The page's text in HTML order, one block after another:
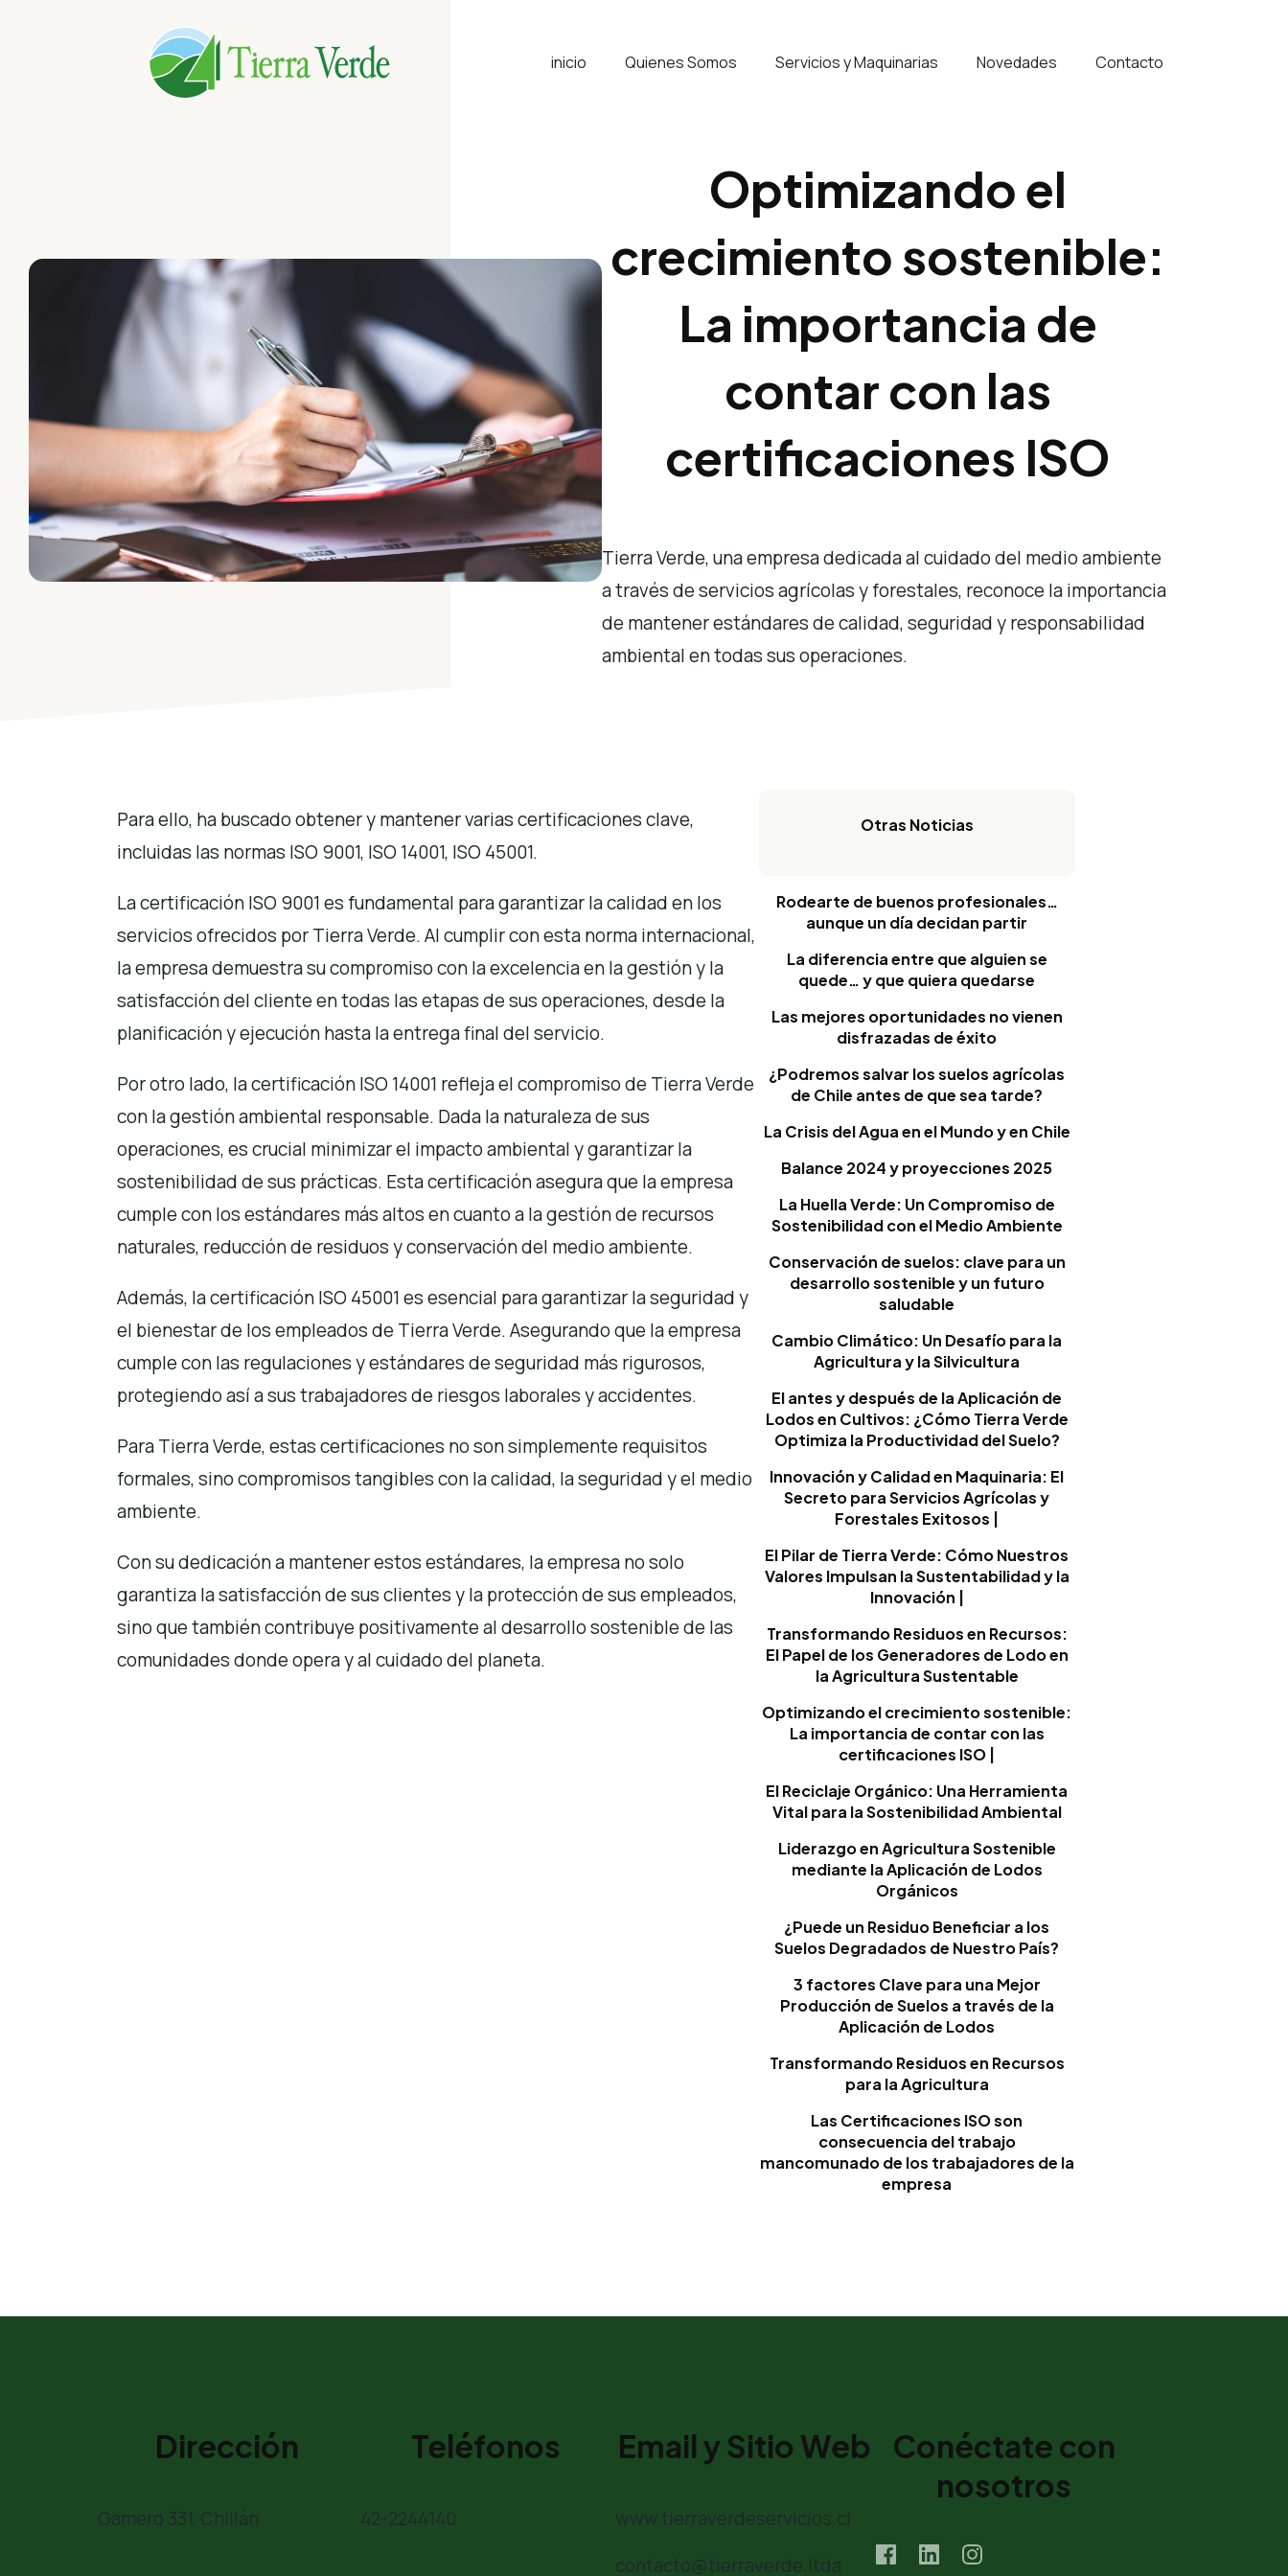
inicio Quienes Somos Servicios y Maquinarias Novedades Contacto
Optimizando el
crecimiento sostenible:
La importancia de
contar con las
certificaciones ISO
Tierra Verde, una empresa dedicada al cuidado del medio ambiente
a través de servicios agrícolas y forestales, reconoce la importancia
de mantener estándares de calidad, seguridad y responsabilidad
ambiental en todas sus operaciones.
Para ello, ha buscado obtener y mantener varias certificaciones clave,
incluidas las normas ISO 9001, ISO 14001, ISO 45001.
La certificación ISO 9001 es fundamental para garantizar la calidad en los
servicios ofrecidos por Tierra Verde. Al cumplir con esta norma internacional,
la empresa demuestra su compromiso con la excelencia en la gestión y la
satisfacción del cliente en todas las etapas de sus operaciones, desde la
planificación y ejecución hasta la entrega final del servicio.
Por otro lado, la certificación ISO 14001 refleja el compromiso de Tierra Verde
con la gestión ambiental responsable. Dada la naturaleza de sus
operaciones, es crucial minimizar el impacto ambiental y garantizar la
sostenibilidad de sus prácticas. Esta certificación asegura que la empresa
cumple con los estándares más altos en cuanto a la gestión de recursos
naturales, reducción de residuos y conservación del medio ambiente.
Además, la certificación ISO 45001 es esencial para garantizar la seguridad y
el bienestar de los empleados de Tierra Verde. Asegurando que la empresa
cumple con las regulaciones y estándares de seguridad más rigurosos,
protegiendo así a sus trabajadores de riesgos laborales y accidentes.
Para Tierra Verde, estas certificaciones no son simplemente requisitos
formales, sino compromisos tangibles con la calidad, la seguridad y el medio
ambiente.
Con su dedicación a mantener estos estándares, la empresa no solo
garantiza la satisfacción de sus clientes y la protección de sus empleados,
sino que también contribuye positivamente al desarrollo sostenible de las
comunidades donde opera y al cuidado del planeta.
Otras Noticias
Rodearte de buenos profesionales…
aunque un día decidan partir
La diferencia entre que alguien se
quede… y que quiera quedarse
Las mejores oportunidades no vienen
disfrazadas de éxito
¿Podremos salvar los suelos agrícolas
de Chile antes de que sea tarde?
La Crisis del Agua en el Mundo y en Chile
Balance 2024 y proyecciones 2025
La Huella Verde: Un Compromiso de
Sostenibilidad con el Medio Ambiente
Conservación de suelos: clave para un
desarrollo sostenible y un futuro
saludable
Cambio Climático: Un Desafío para la
Agricultura y la Silvicultura
El antes y después de la Aplicación de
Lodos en Cultivos: ¿Cómo Tierra Verde
Optimiza la Productividad del Suelo?
Innovación y Calidad en Maquinaria: El
Secreto para Servicios Agrícolas y
Forestales Exitosos |
El Pilar de Tierra Verde: Cómo Nuestros
Valores Impulsan la Sustentabilidad y la
Innovación |
Transformando Residuos en Recursos:
El Papel de los Generadores de Lodo en
la Agricultura Sustentable
Optimizando el crecimiento sostenible:
La importancia de contar con las
certificaciones ISO |
El Reciclaje Orgánico: Una Herramienta
Vital para la Sostenibilidad Ambiental
Liderazgo en Agricultura Sostenible
mediante la Aplicación de Lodos
Orgánicos
¿Puede un Residuo Beneficiar a los
Suelos Degradados de Nuestro País?
3 factores Clave para una Mejor
Producción de Suelos a través de la
Aplicación de Lodos
Transformando Residuos en Recursos
para la Agricultura
Las Certificaciones ISO son
consecuencia del trabajo
mancomunado de los trabajadores de la
empresa
Dirección
Gamero 331, Chillán
Teléfonos
42-2244140
Email y Sitio Web
www.tierraverdeservicios.cl
contacto@tierraverde.ltda
Conéctate con
nosotros